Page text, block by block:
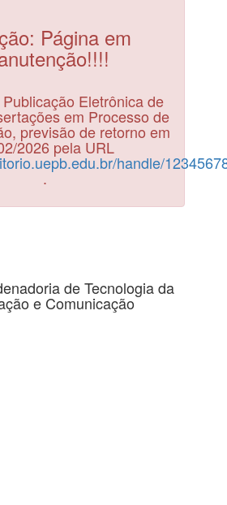
Página em
Eletrônica de
em Processo de
previsão de retorno em
2026 pela URL
handle/
.
de Tecnologia da
e Comunicação